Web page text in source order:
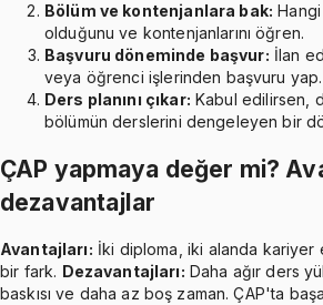
Bölüm ve kontenjanlara bak:
olduğunu ve kontenjanlarını öğren.
Başvuru döneminde başvur: İlan
veya öğrenci işlerinden başvuru yap.
Ders planını çıkar: Kabul edilirsen,
bölümün derslerini dengeleyen bir
ÇAP yapmaya değer mi?
dezavantajlar
Avantajları: İki diploma, iki alanda
bir fark. Dezavantajları: Daha ağır ders
baskısı ve daha az boş zaman. ÇAP'ta